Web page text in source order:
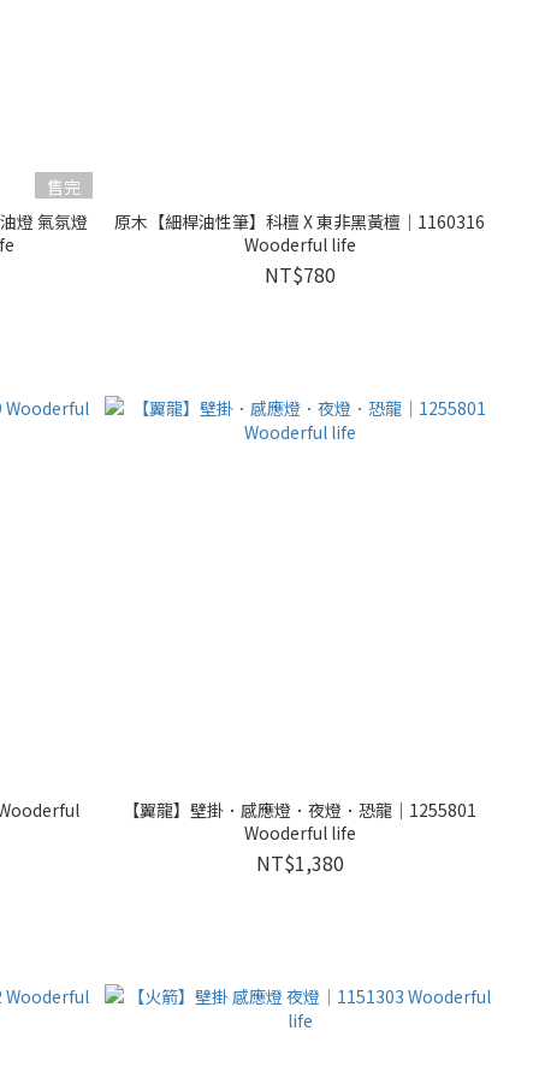
售完
燈 氣氛燈
原木【細桿油性筆】科檀 X 東非黑黃檀｜1160316
Wooderful life
NT$780
【翼龍】壁掛．感應燈．夜燈．恐龍｜1255801
Wooderful life
NT$1,380